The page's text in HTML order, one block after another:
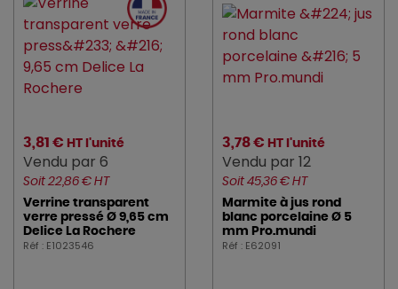
3,81 € HT l'unité
Vendu par 6
Soit 22,86 € HT
Verrine transparent
verre pressé Ø 9,65 cm
Delice La Rochere
Réf : E1023546
3,78 € HT l'unité
Vendu par 12
Soit 45,36 € HT
Marmite à jus rond
blanc porcelaine Ø 5
mm Pro.mundi
Réf : E62091